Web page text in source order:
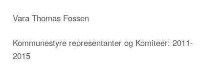
Vara Thomas Fossen
Kommunestyre representanter og Komiteer: 2011-
2015